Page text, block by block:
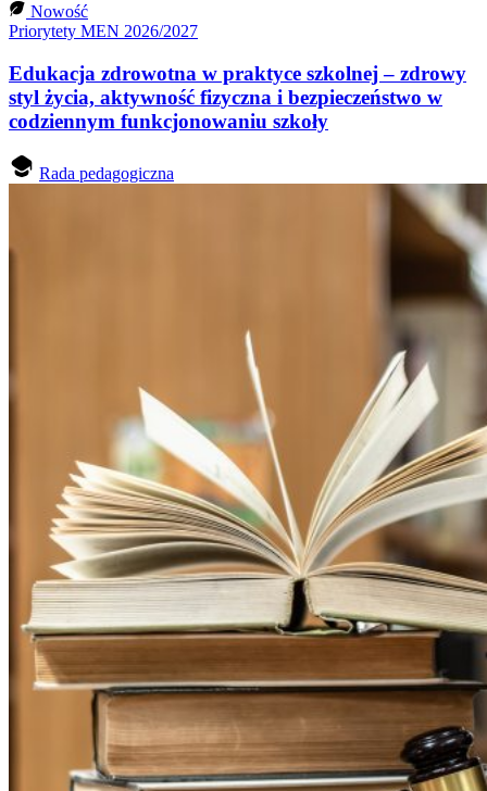
Nowość
Priorytety MEN 2026/2027
Edukacja zdrowotna w praktyce szkolnej – zdrowy
styl życia, aktywność fizyczna i bezpieczeństwo w
codziennym funkcjonowaniu szkoły
Rada pedagogiczna